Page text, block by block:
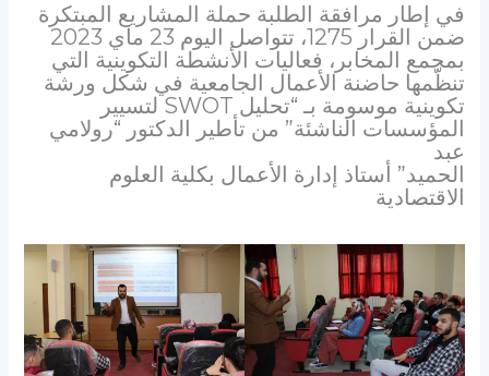
في إطار مرافقة الطلبة حملة المشاريع المبتكرة
ضمن القرار 1275، تتواصل اليوم 23 ماي 2023
بمجمع المخابر، فعاليات الأنشطة التكوينية التي
تنظّمها حاضنة الأعمال الجامعية في شكل ورشة
تكوينية موسومة بـ “تحليل SWOT لتسيير
المؤسسات الناشئة” من تأطير الدكتور “رولامي
عبد
الحميد” أستاذ إدارة الأعمال بكلية العلوم
الاقتصادية